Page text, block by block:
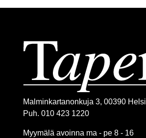
Malminkartanonkuja 3, 00390
Puh. 010 423 1220
Myymälä avoinna ma - pe 8 - 16